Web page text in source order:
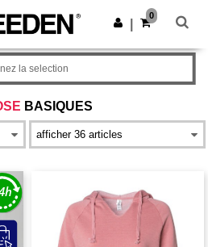
!
Obtenir l'appli
0
BASIQUES
la selection